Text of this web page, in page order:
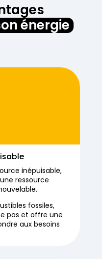
énergie
inépuisable,
ressource
fossiles,
pas et offre une
aux besoins